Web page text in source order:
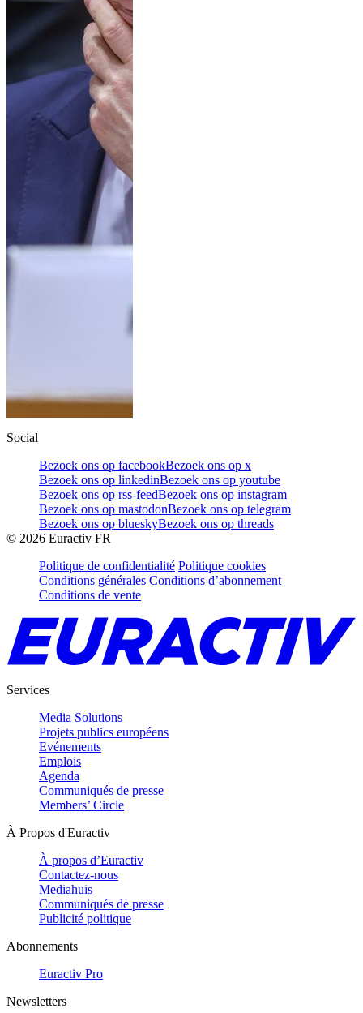
Social
Bezoek ons op facebookBezoek ons op x
Bezoek ons op linkedinBezoek ons op youtube
Bezoek ons op rss-feedBezoek ons op instagram
Bezoek ons op mastodonBezoek ons op telegram
Bezoek ons op blueskyBezoek ons op threads
© 2026 Euractiv FR
Politique de confidentialité Politique cookies
Conditions générales Conditions d’abonnement
Conditions de vente
Services
Media Solutions
Projets publics européens
Evénements
Emplois
Agenda
Communiqués de presse
Members’ Circle
À Propos d'Euractiv
À propos d’Euractiv
Contactez-nous
Mediahuis
Communiqués de presse
Publicité politique
Abonnements
Euractiv Pro
Newsletters